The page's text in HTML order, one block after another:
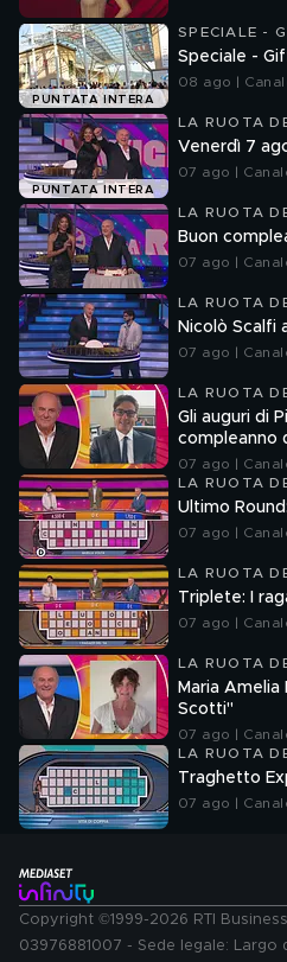
PUNTATA INTERA
SPECIALE -
IMPOSSIBILI
Speciale -
08 ago |
PUNTATA INTERA
LA RUOTA
Venerdì 7
07 ago |
LA RUOTA
Buon
07 ago |
LA RUOTA
Nicolò Scalfi
07 ago |
LA RUOTA
Gli auguri di
compleanno
07 ago |
LA RUOTA
Ultimo
07 ago |
LA RUOTA
Triplete: I
07 ago |
LA RUOTA
Maria
Scotti"
07 ago |
LA RUOTA
Traghetto
07 ago |
Copyright ©1999-2026 RTI
03976881007 - Sede legale: Largo